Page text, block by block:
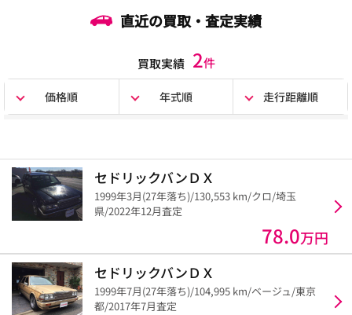
直近の買取・査定実績
買取実績 2件
価格順 年式順 走行距離順
セドリックバンＤＸ
1999年3月(27年落ち)/130,553 km/クロ/埼玉
県/2022年12月査定
78.0万円
セドリックバンＤＸ
1999年7月(27年落ち)/104,995 km/ベージュ/東京
都/2017年7月査定